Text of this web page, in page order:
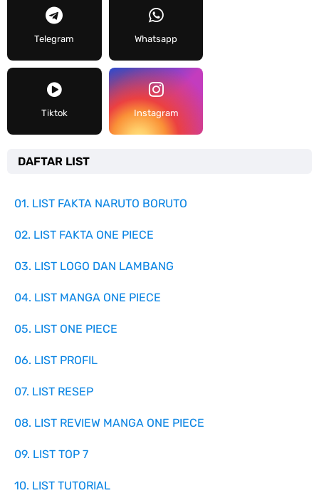
Telegram Whatsapp
Tiktok Instagram
DAFTAR LIST
01. LIST FAKTA NARUTO BORUTO
02. LIST FAKTA ONE PIECE
03. LIST LOGO DAN LAMBANG
04. LIST MANGA ONE PIECE
05. LIST ONE PIECE
06. LIST PROFIL
07. LIST RESEP
08. LIST REVIEW MANGA ONE PIECE
09. LIST TOP 7
10. LIST TUTORIAL